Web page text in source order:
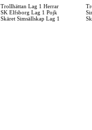
Trollhättan Lag 1 Herrar
SK Elfsborg Lag 1 Pojk
Skäret Simsällskap Lag 1